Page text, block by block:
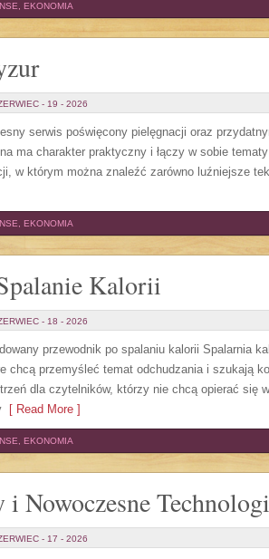
EKONOMIA
- 19 - 2026
serwis poświęcony pielęgnacji oraz
ma charakter praktyczny i łączy w sobie
w którym można znaleźć zarówno luźniejsze
EKONOMIA
Kalorii
- 18 - 2026
przewodnik po spalaniu kalorii Spalarnia
chcą przemyśleć temat odchudzania i szukają
dla czytelników, którzy nie chcą opierać się
[ Read More ]
EKONOMIA
i Nowoczesne
- 17 - 2026